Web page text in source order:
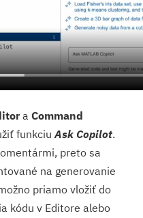
aCommand
funkciuAsk Copilot.
preto sa
na generovanie
priamo vložiť do
kódu v Editore alebo